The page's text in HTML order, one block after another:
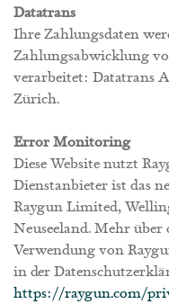
Datatrans
Ihre Zahlungsdaten
Zahlungsabwicklung
verarbeitet: Datatrans
Zürich.
Error Monitoring
Diese Website nutzt
Dienstanbieter ist das
Raygun Limited,
Neuseeland. Mehr
Verwendung von
in der
https://raygun.com/